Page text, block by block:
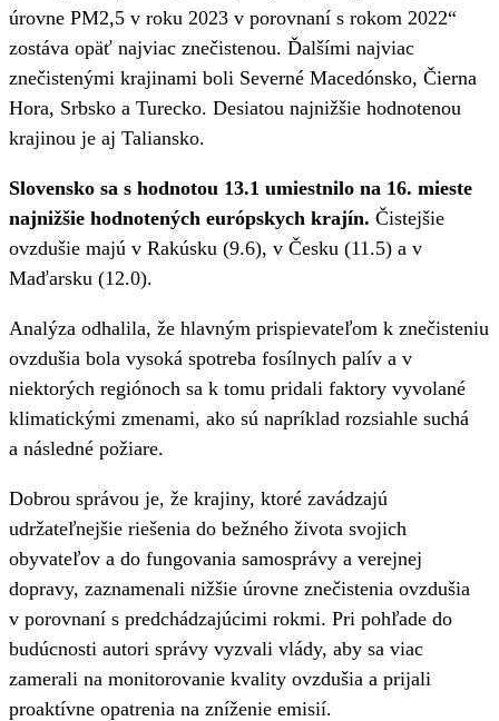
úrovne PM2,5 v roku 2023 v porovnaní s rokom 2022“
zostáva opäť najviac znečistenou. Ďalšími najviac
znečistenými krajinami boli Severné Macedónsko, Čierna
Hora, Srbsko a Turecko. Desiatou najnižšie hodnotenou
krajinou je aj Taliansko.
Slovensko sa s hodnotou 13.1 umiestnilo na 16. mieste
najnižšie hodnotených európskych krajín. Čistejšie
ovzdušie majú v Rakúsku (9.6), v Česku (11.5) a v
Maďarsku (12.0).
Analýza odhalila, že hlavným prispievateľom k znečisteniu
ovzdušia bola vysoká spotreba fosílnych palív a v
niektorých regiónoch sa k tomu pridali faktory vyvolané
klimatickými zmenami, ako sú napríklad rozsiahle suchá
a následné požiare.
Dobrou správou je, že krajiny, ktoré zavádzajú
udržateľnejšie riešenia do bežného života svojich
obyvateľov a do fungovania samosprávy a verejnej
dopravy, zaznamenali nižšie úrovne znečistenia ovzdušia
v porovnaní s predchádzajúcimi rokmi. Pri pohľade do
budúcnosti autori správy vyzvali vlády, aby sa viac
zamerali na monitorovanie kvality ovzdušia a prijali
proaktívne opatrenia na zníženie emisií.